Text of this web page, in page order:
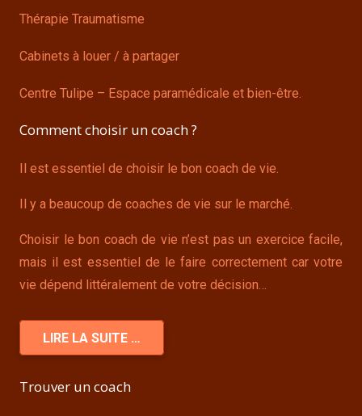
Thérapie Traumatisme
Cabinets à louer / à partager
Centre Tulipe – Espace paramédicale et bien-être.
Comment choisir un coach ?
Il est essentiel de choisir le bon coach de vie.
Il y a beaucoup de coaches de vie sur le marché.
Choisir le bon coach de vie n’est pas un exercice facile,
mais il est essentiel de le faire correctement car votre
vie dépend littéralement de votre décision…
LIRE LA SUITE …
Trouver un coach